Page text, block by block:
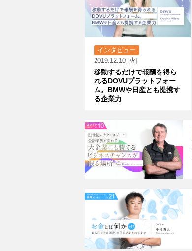
インタビュー
2019.12.10 [火]
移動するだけで報酬を得ら
れるDOVUプラットフォー
ム。BMWや日産とも提携す
る企業力